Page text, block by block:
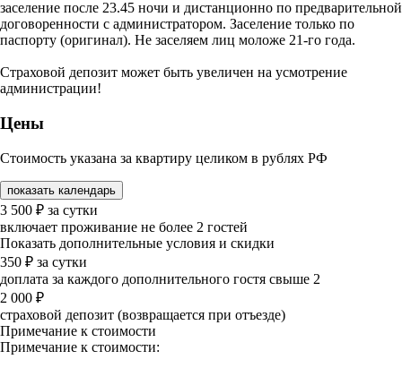
заселение после 23.45 ночи и дистанционно по предварительной
договоренности с администратором. Заселение только по
паспорту (оригинал). Не заселяем лиц моложе 21-го года.
Страховой депозит может быть увеличен на усмотрение
администрации!
Цены
Стоимость указана за квартиру целиком в рублях РФ
показать календарь
3 500 ₽ за сутки
включает проживание не более 2 гостей
Показать дополнительные условия и скидки
350 ₽ за сутки
доплата за каждого дополнительного гостя свыше 2
2 000 ₽
страховой депозит (возвращается при отъезде)
Примечание к стоимости
Примечание к стоимости: